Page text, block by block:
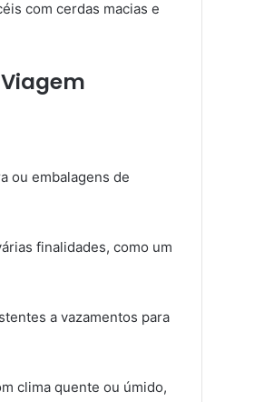
com cerdas macias e
ou embalagens de
finalidades, como um
a vazamentos para
clima quente ou úmido,